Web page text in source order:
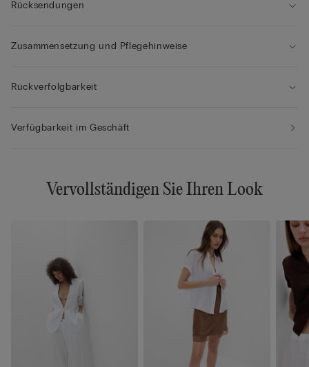
Rücksendungen
Zusammensetzung und Pflegehinweise
Rückverfolgbarkeit
Verfügbarkeit im Geschäft
Vervollständigen Sie Ihren Look